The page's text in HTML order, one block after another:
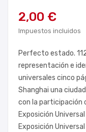
2,00 €
Impuestos incluidos
Perfecto estado.
representación e
universales cinco
Shanghai una
con la participación
Exposición
Exposición